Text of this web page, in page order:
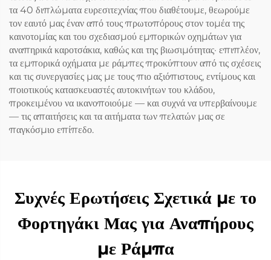
τα 40 διπλώματα ευρεσιτεχνίας που διαθέτουμε, θεωρούμε
τον εαυτό μας έναν από τους πρωτοπόρους στον τομέα της
καινοτομίας και του σχεδιασμού εμπορικών οχημάτων για
αναπηρικά καροτσάκια, καθώς και της βιωσιμότητας· επιπλέον,
τα εμπορικά οχήματα με ράμπες προκύπτουν από τις σχέσεις
και τις συνεργασίες μας με τους πιο αξιόπιστους, εντίμους και
ποιοτικούς κατασκευαστές αυτοκινήτων του κλάδου,
προκειμένου να ικανοποιούμε — και συχνά να υπερβαίνουμε
— τις απαιτήσεις και τα αιτήματα των πελατών μας σε
παγκόσμιο επίπεδο.
Συχνές Ερωτήσεις Σχετικά με το
Φορτηγάκι Μας για Αναπήρους
με Ράμπα